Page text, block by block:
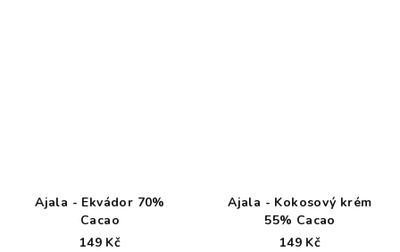
Ajala - Ekvádor 70%
Cacao
149 Kč
Ajala - Kokosový krém
55% Cacao
149 Kč